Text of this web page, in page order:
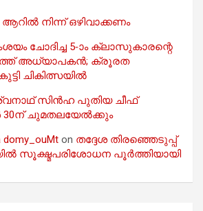
നിന്ന് ഒഴിവാക്കണം
ചോദിച്ച 5-ാം ക്ലാസുകാരന്റെ
അധ്യാപകൻ; ക്രൂരത
ചികിത്സയിൽ
സിൻഹ പുതിയ ചീഫ്
30ന് ചുമതലയേൽക്കും
domy_ouMt on തദ്ദേശ തിരഞ്ഞെടുപ്പ്
സൂക്ഷ്മപരിശോധന പൂർത്തിയായി